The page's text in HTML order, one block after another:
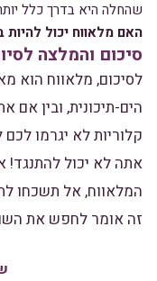
שהחלה היא בדרך כלל
האם מלאווח יכול להיות
סיכום והמלצה
לסיכום, מלאווח הוא
הים-תיכונית, ובין
קלוריות לא יגרמו
אתה לא יכול
המלאווח, אל תשכחו
זה אומר לחפש את